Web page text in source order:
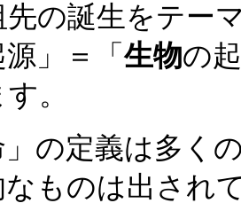
先の誕生をテー
」＝「生物の
。
」の定義は多く
ものは出され